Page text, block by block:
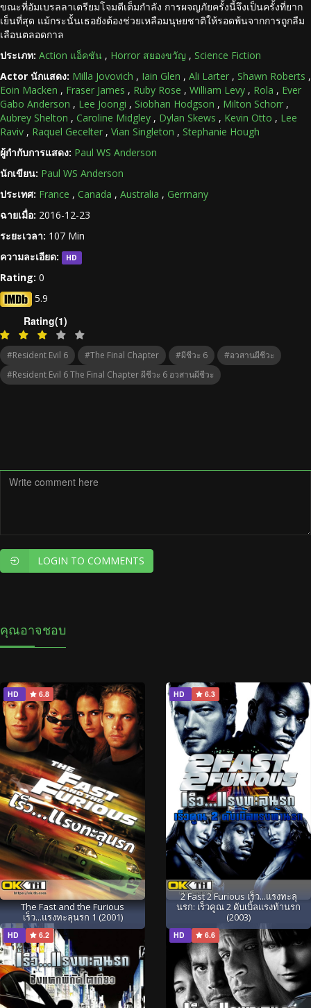
ขณะที่อัมเบรลลาเตรียมโจมตีเต็มกำลัง การผจญภัยครั้งนี้จึงเป็นครั้งที่ยาก
เย็นที่สุด แม้กระนั้นเธอยังต้องช่วยเหลือมนุษยชาติให้รอดพ้นจากการถูกลืม
เลือนตลอดกาล
ประเภท: Action แอ็คชัน , Horror สยองขวัญ , Science Fiction
Actor นักแสดง: Milla Jovovich , Iain Glen , Ali Larter , Shawn Roberts ,
Eoin Macken , Fraser James , Ruby Rose , William Levy , Rola , Ever
Gabo Anderson , Lee Joongi , Siobhan Hodgson , Milton Schorr ,
Aubrey Shelton , Caroline Midgley , Dylan Skews , Kevin Otto , Lee
Raviv , Raquel Gecelter , Vian Singleton , Stephanie Hough
ผู้กำกับการแสดง: Paul WS Anderson
นักเขียน: Paul WS Anderson
ประเทศ: France , Canada , Australia , Germany
ฉายเมื่อ: 2016-12-23
ระยะเวลา: 107 Min
ความละเอียด:
HD
Rating: 0
5.9
Rating(1)
#Resident Evil 6 #The Final Chapter #ผีชีวะ 6
#อวสานผีชีวะ
#Resident Evil 6 The Final Chapter ผีชีวะ 6 อวสานผีชีวะ
LOGIN TO COMMENTS
คุณอาจชอบ
HD 6.8
The Fast and the Furious
เร็ว...แรงทะลุนรก 1 (2001)
HD 6.3
2 Fast 2 Furious เร็ว...แรงทะลุ
นรก: เร็วคูณ 2 ดับเบิ้ลแรงท้านรก
(2003)
HD 6.2 HD 6.6